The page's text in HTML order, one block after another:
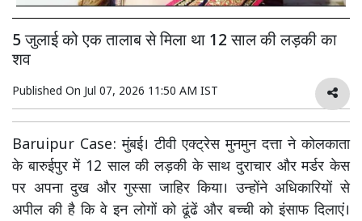
5 जुलाई को एक तालाब से मिला था 12 साल की लड़की का
शव
Published On Jul 07, 2026 11:50 AM IST
Baruipur Case: मुंबई। टीवी एक्ट्रेस मुनमुन दत्ता ने कोलकाता
के बारुईपुर में 12 साल की लड़की के साथ दुराचार और मर्डर केस
पर अपना दुख और गुस्सा जाहिर किया। उन्होंने अधिकारियों से
अपील की है कि वे इन लोगों को ढूंढें और बच्ची को इंसाफ दिलाएं।